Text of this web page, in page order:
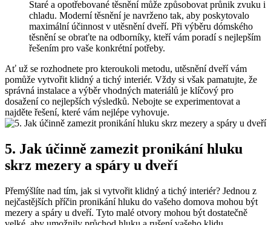
Staré a opotřebované těsnění může způsobovat průnik zvuku i
chladu. Moderní těsnění je navrženo tak, aby poskytovalo
maximální ⁢účinnost v utěsnění dveří. Při výběru dómského
těsnění se obraťte na ‍odborníky, kteří vám poradí ⁢s nejlepším
⁤řešením‌ pro vaše konkrétní potřeby.
Ať už se rozhodnete pro‍ kteroukoli metodu, utěsnění dveří‍ vám
⁤pomůže vytvořit ‍klidný a tichý interiér. Vždy ‍si však pamatujte, že
správná instalace a výběr ‍vhodných materiálů ⁣je klíčový pro ​
dosažení co ‌nejlepších výsledků. Nebojte ⁢se experimentovat a
najděte ⁢řešení, které vám nejlépe vyhovuje.
5. Jak⁤ účinně zamezit pronikání hluku
skrz‌ mezery a spáry u dveří
Přemýšlíte nad tím, jak si vytvořit klidný ⁤a tichý interiér? Jednou z
nejčastějších příčin pronikání hluku do ⁤vašeho domova mohou být
mezery a spáry u dveří. Tyto malé otvory mohou být ⁢dostatečně